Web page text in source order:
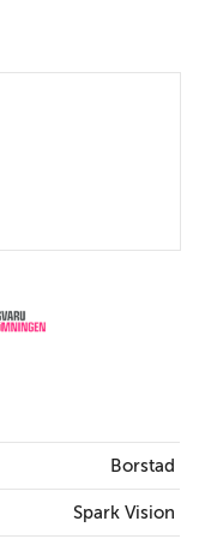
Borstad
Spark Vision